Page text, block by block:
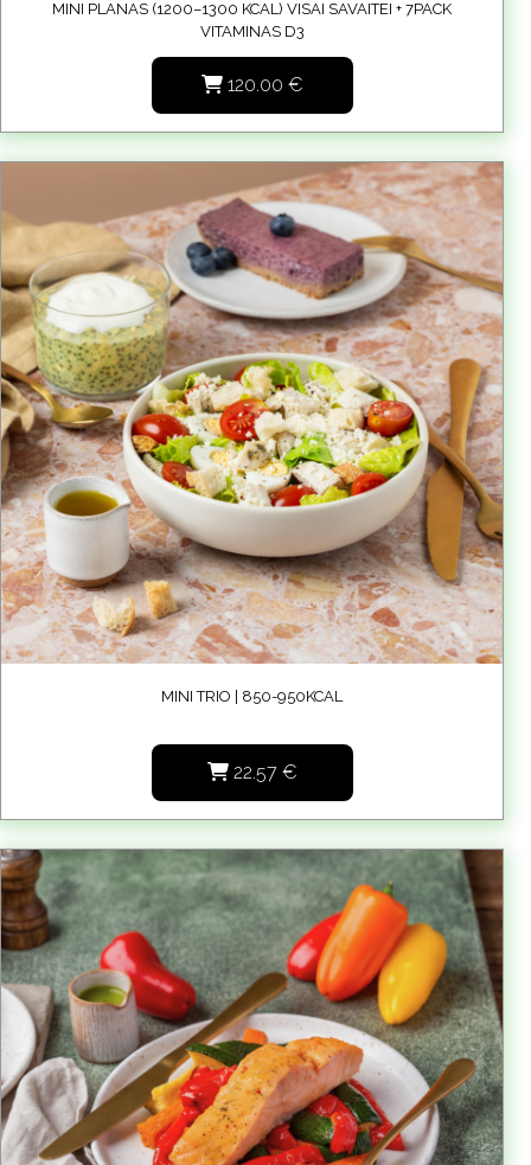
MINI PLANAS (1200–1300 KCAL) VISAI SAVAITEI + 7PACK
VITAMINAS D3
120.00 €
MINI TRIO | 850-950KCAL
22.57 €